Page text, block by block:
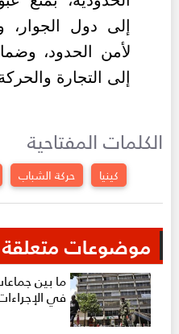
إلى دول
لأمن الحدود،
إلى التجارة
الكلمات المفتاحية
كينيا حركة الشباب
موضوعات متعلقة
ما بين
في